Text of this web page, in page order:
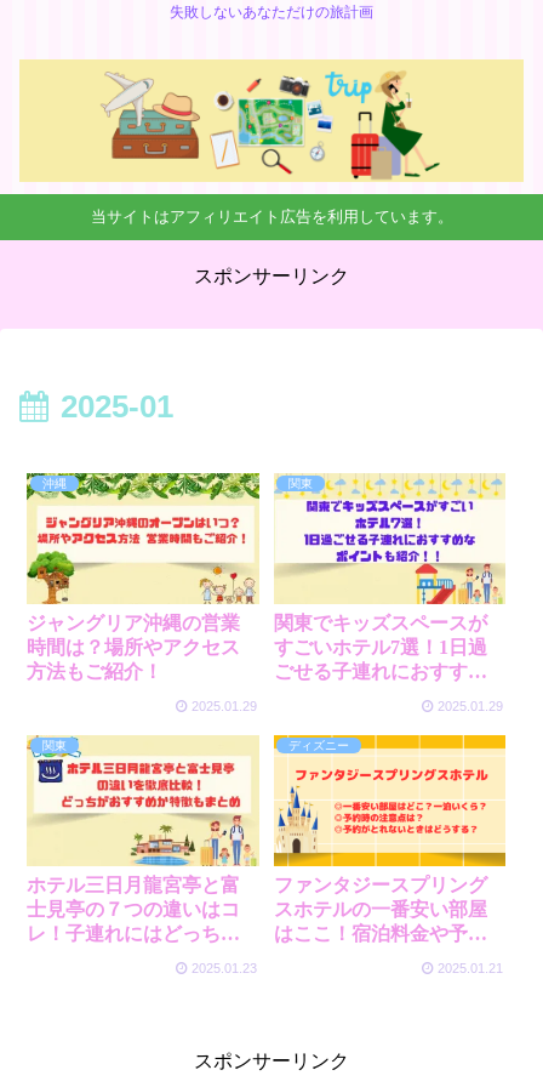
失敗しないあなただけの旅計画
当サイトはアフィリエイト広告を利用しています。
スポンサーリンク
2025-01
沖縄
ジャングリア沖縄の営業
時間は？場所やアクセス
方法もご紹介！
2025.01.29
関東
関東でキッズスペースが
すごいホテル7選！1日過
ごせる子連れにおすすめ
なポイントも紹介！！
2025.01.29
関東
ホテル三日月龍宮亭と富
士見亭の７つの違いはコ
レ！子連れにはどっちが
おすすめか選び方もご紹
2025.01.23
ディズニー
ファンタジースプリング
スホテルの一番安い部屋
はここ！宿泊料金や予約
時の注意点などご紹介！
2025.01.21
スポンサーリンク